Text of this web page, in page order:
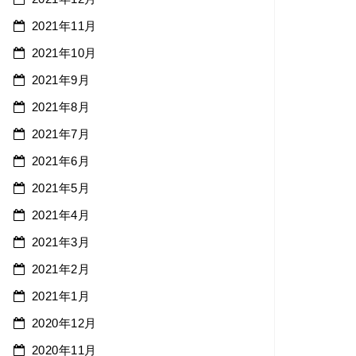
2021年11月
2021年10月
2021年9月
2021年8月
2021年7月
2021年6月
2021年5月
2021年4月
2021年3月
2021年2月
2021年1月
2020年12月
2020年11月